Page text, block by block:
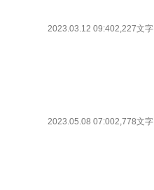
2023.03.12 09:402,227文字
2023.05.08 07:002,778文字